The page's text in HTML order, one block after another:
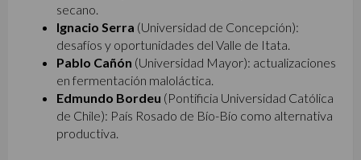
secano.
Ignacio Serra (Universidad de Concepción):
desafíos y oportunidades del Valle de Itata.
Pablo Cañón (Universidad Mayor): actualizaciones
en fermentación maloláctica.
Edmundo Bordeu (Pontificia Universidad Católica
de Chile): País Rosado de Bío-Bío como alternativa
productiva.